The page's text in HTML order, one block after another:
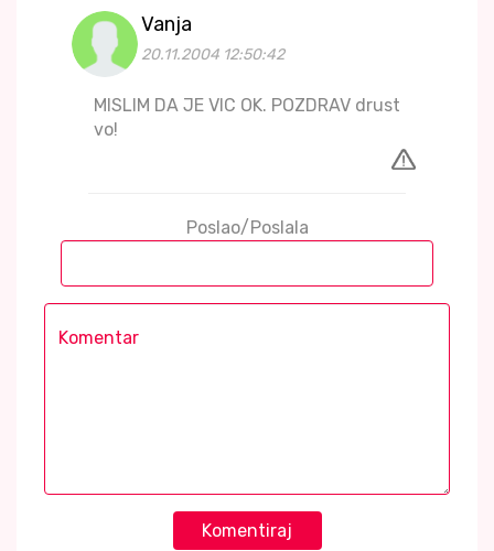
Vanja
20.11.2004 12:50:42
MISLIM DA JE VIC OK. POZDRAV drust
vo!
Poslao/Poslala
Komentiraj